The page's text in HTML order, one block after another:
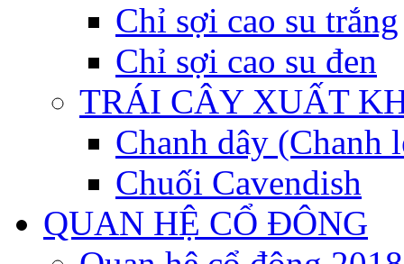
Chỉ sợi cao su trắng
Chỉ sợi cao su đen
TRÁI CÂY XUẤT
Chanh dây (Chanh
Chuối Cavendish
QUAN HỆ CỔ ĐÔNG